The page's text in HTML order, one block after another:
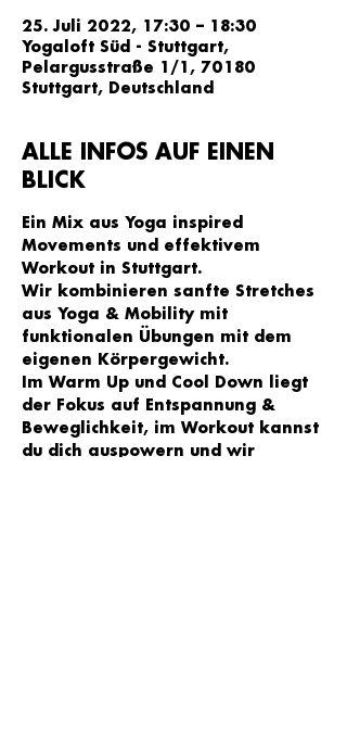
25. Juli 2022, 17:30 – 18:30
Yogaloft Süd - Stuttgart,
Pelargusstraße 1/1, 70180
Stuttgart, Deutschland
ALLE INFOS AUF EINEN
BLICK
Ein Mix aus Yoga inspired
Movements und effektivem
Workout in Stuttgart.
Wir kombinieren sanfte Stretches
aus Yoga & Mobility mit
funktionalen Übungen mit dem
eigenen Körpergewicht.
Im Warm Up und Cool Down liegt
der Fokus auf Entspannung &
Beweglichkeit, im Workout kannst
du dich auspowern und wir